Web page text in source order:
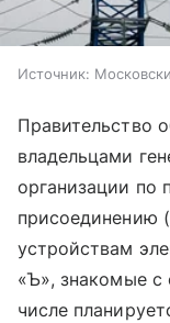
Источник:
Правительство
владельцами
организации по
присоединению
устройствам
«Ъ», знакомые
числе